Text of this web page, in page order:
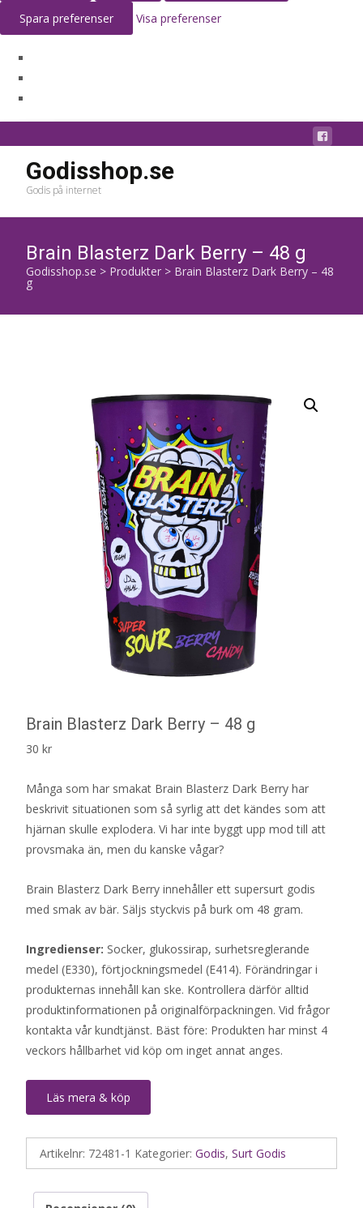
Spara preferenser Visa preferenser
Godisshop.se
Godis på internet
Brain Blasterz Dark Berry – 48 g
Godisshop.se > Produkter > Brain Blasterz Dark Berry – 48
g
Brain Blasterz Dark Berry – 48 g
30 kr
Många som har smakat Brain Blasterz Dark Berry har
beskrivit situationen som så syrlig att det kändes som att
hjärnan skulle explodera. Vi har inte byggt upp mod till att
provsmaka än, men du kanske vågar?
Brain Blasterz Dark Berry innehåller ett supersurt godis
med smak av bär. Säljs styckvis på burk om 48 gram.
Ingredienser: Socker, glukossirap, surhetsreglerande
medel (E330), förtjockningsmedel (E414). Förändringar i
produkternas innehåll kan ske. Kontrollera därför alltid
produktinformationen på originalförpackningen. Vid frågor
kontakta vår kundtjänst. Bäst före: Produkten har minst 4
veckors hållbarhet vid köp om inget annat anges.
Läs mera & köp
Artikelnr: 72481-1 Kategorier: Godis, Surt Godis